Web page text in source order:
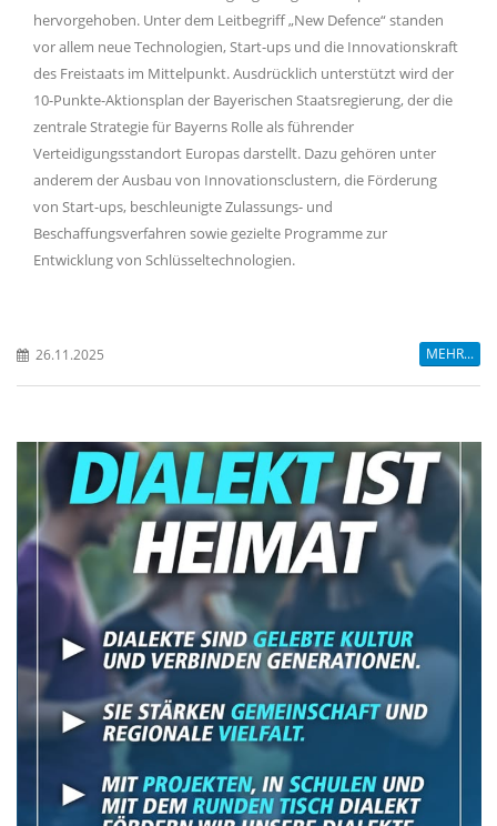
hervorgehoben. Unter dem Leitbegriff „New Defence“ standen
vor allem neue Technologien, Start-ups und die Innovationskraft
des Freistaats im Mittelpunkt. Ausdrücklich unterstützt wird der
10-Punkte-Aktionsplan der Bayerischen Staatsregierung, der die
zentrale Strategie für Bayerns Rolle als führender
Verteidigungsstandort Europas darstellt. Dazu gehören unter
anderem der Ausbau von Innovationsclustern, die Förderung
von Start-ups, beschleunigte Zulassungs- und
Beschaffungsverfahren sowie gezielte Programme zur
Entwicklung von Schlüsseltechnologien.
26.11.2025 MEHR...